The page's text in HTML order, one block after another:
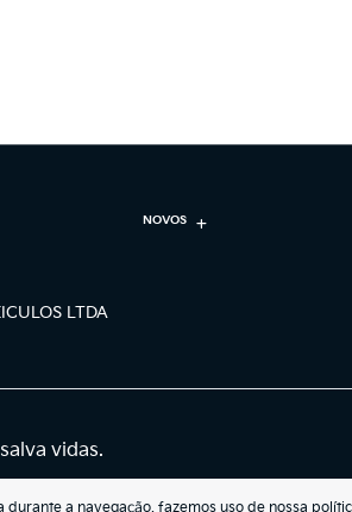
NOVOS
LTDA
vidas.
durante a navegação, fazemos uso de nossa